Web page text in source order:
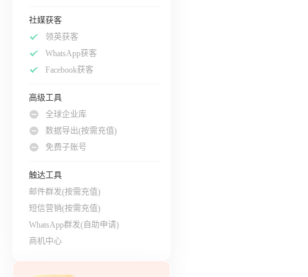
社媒获客
领英获客
WhatsApp获客
Facebook获客
高级工具
全球企业库
数据导出(按需充值)
免费子账号
触达工具
邮件群发(按需充值)
短信营销(按需充值)
WhatsApp群发(自助申请)
商机中心